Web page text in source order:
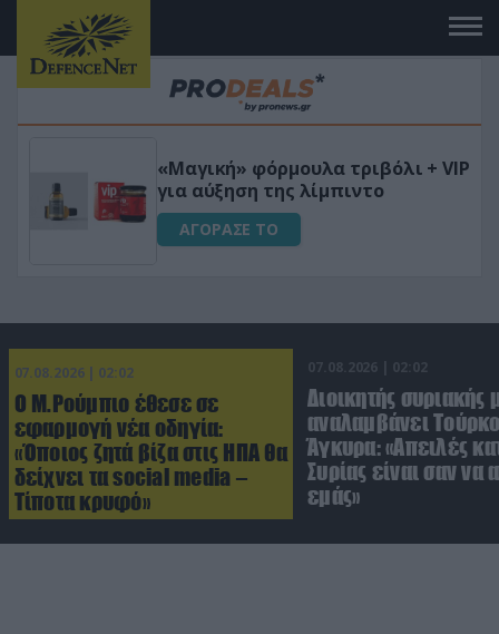
«Μαγική» φόρμουλα τριβόλι + VIP
για αύξηση της λίμπιντο
ΑΓΟΡΑΣΕ ΤΟ
07.08.2026 | 02:02
Ο Μ.Ρούμπιο έθεσε σε
εφαρμογή νέα οδηγία:
«Όποιος ζητά βίζα στις ΗΠΑ θα
δείχνει τα social media –
Τίποτα κρυφό»
07.08.2026 | 02:02
Διοικητής συριακής
αναλαμβάνει
Άγκυρα: «Απειλές
Συρίας είναι σαν να
εμάς»